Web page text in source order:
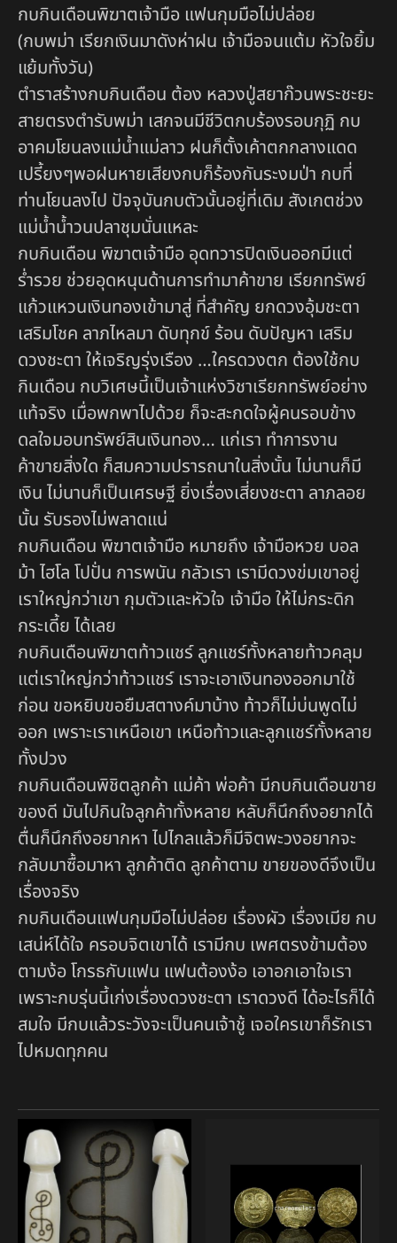
กบกินเดือนพิฆาตเจ้ามือ แฟนกุมมือไม่ปล่อย
(กบพม่า เรียกเงินมาดังห่าฝน เจ้ามือจนแต้ม หัวใจยิ้ม
แย้มทั้งวัน)
ตำราสร้างกบกินเดือน ต้อง หลวงปู่สยาก๊วนพระชะยะ
สายตรงตำรับพม่า เสกจนมีชีวิตกบร้องรอบกุฏิ กบ
อาคมโยนลงแม่น้ำแม่ลาว ฝนก็ตั้งเค้าตกกลางแดด
เปรี้ยงๆพอฝนหายเสียงกบก็ร้องกันระงมป่า กบที่
ท่านโยนลงไป ปัจจุบันกบตัวนั้นอยู่ที่เดิม สังเกตช่วง
แม่น้ำน้ำวนปลาชุมนั่นแหละ
กบกินเดือน พิฆาตเจ้ามือ อุดทวารปิดเงินออกมีแต่
ร่ำรวย ช่วยอุดหนุนด้านการทำมาค้าขาย เรียกทรัพย์
แก้วแหวนเงินทองเข้ามาสู่ ที่สำคัญ ยกดวงอุ้มชะตา
เสริมโชค ลาภไหลมา ดับทุกข์ ร้อน ดับปัญหา เสริม
ดวงชะตา ให้เจริญรุ่งเรือง …ใครดวงตก ต้องใช้กบ
กินเดือน กบวิเศษนี้เป็นเจ้าแห่งวิชาเรียกทรัพย์อย่าง
แท้จริง เมื่อพกพาไปด้วย ก็จะสะกดใจผู้คนรอบข้าง
ดลใจมอบทรัพย์สินเงินทอง… แก่เรา ทำการงาน
ค้าขายสิ่งใด ก็สมความปรารถนาในสิ่งนั้น ไม่นานก็มี
เงิน ไม่นานก็เป็นเศรษฐี ยิ่งเรื่องเสี่ยงชะตา ลาภลอย
นั้น รับรองไม่พลาดแน่
กบกินเดือน พิฆาตเจ้ามือ หมายถึง เจ้ามือหวย บอล
ม้า ไฮโล โปปั่น การพนัน กลัวเรา เรามีดวงข่มเขาอยู่
เราใหญ่กว่าเขา กุมตัวและหัวใจ เจ้ามือ ให้ไม่กระดิก
กระเดี้ย ได้เลย
กบกินเดือนพิฆาตท้าวแชร์ ลูกแชร์ทั้งหลายท้าวคลุม
แต่เราใหญ่กว่าท้าวแชร์ เราจะเอาเงินทองออกมาใช้
ก่อน ขอหยิบขอยืมสตางค์มาบ้าง ท้าวก็ไม่บ่นพูดไม่
ออก เพราะเราเหนือเขา เหนือท้าวและลูกแชร์ทั้งหลาย
ทั้งปวง
กบกินเดือนพิชิตลูกค้า แม่ค้า พ่อค้า มีกบกินเดือนขาย
ของดี มันไปกินใจลูกค้าทั้งหลาย หลับก็นึกถึงอยากได้
ตื่นก็นึกถึงอยากหา ไปไกลแล้วก็มีจิตพะวงอยากจะ
กลับมาซื้อมาหา ลูกค้าติด ลูกค้าตาม ขายของดีจึงเป็น
เรื่องจริง
กบกินเดือนแฟนกุมมือไม่ปล่อย เรื่องผัว เรื่องเมีย กบ
เสน่ห์ได้ใจ ครอบจิตเขาได้ เรามีกบ เพศตรงข้ามต้อง
ตามง้อ โกรธกับแฟน แฟนต้องง้อ เอาอกเอาใจเรา
เพราะกบรุ่นนี้เก่งเรื่องดวงชะตา เราดวงดี ได้อะไรก็ได้
สมใจ มีกบแล้วระวังจะเป็นคนเจ้าชู้ เจอใครเขาก็รักเรา
ไปหมดทุกคน